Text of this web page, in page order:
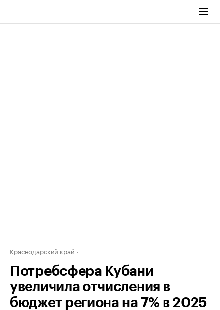
Краснодарский край
Потребсфера Кубани
увеличила отчисления в
бюджет региона на 7% в 2025